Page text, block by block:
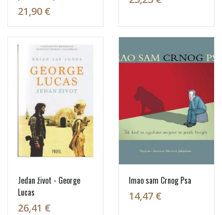
21,90 €
Jedan život - George
Lucas
26,41 €
Imao sam Crnog Psa
14,47 €